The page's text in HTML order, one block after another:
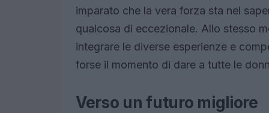
imparato che la vera forza sta nel
qualcosa di eccezionale. Allo stesso
integrare le diverse esperienze e
forse il momento di dare a tutte le
Verso un futuro migliore